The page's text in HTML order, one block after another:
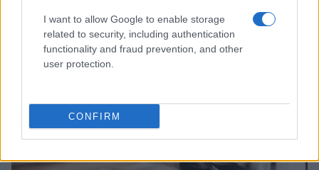
I want to allow Google to enable storage
related to security, including authentication
functionality and fraud prevention, and other
user protection.
CONFIRM
PEOPLE NEWS